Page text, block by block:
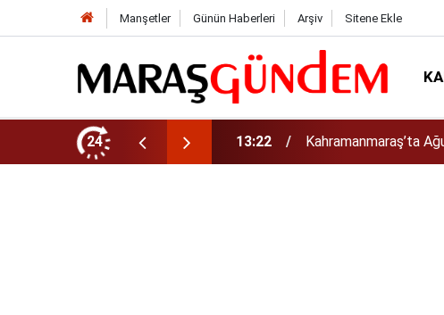
Manşetler Günün Haberleri Arşiv Sitene Ekle
24 13:17 Kahramanmaraş’ta